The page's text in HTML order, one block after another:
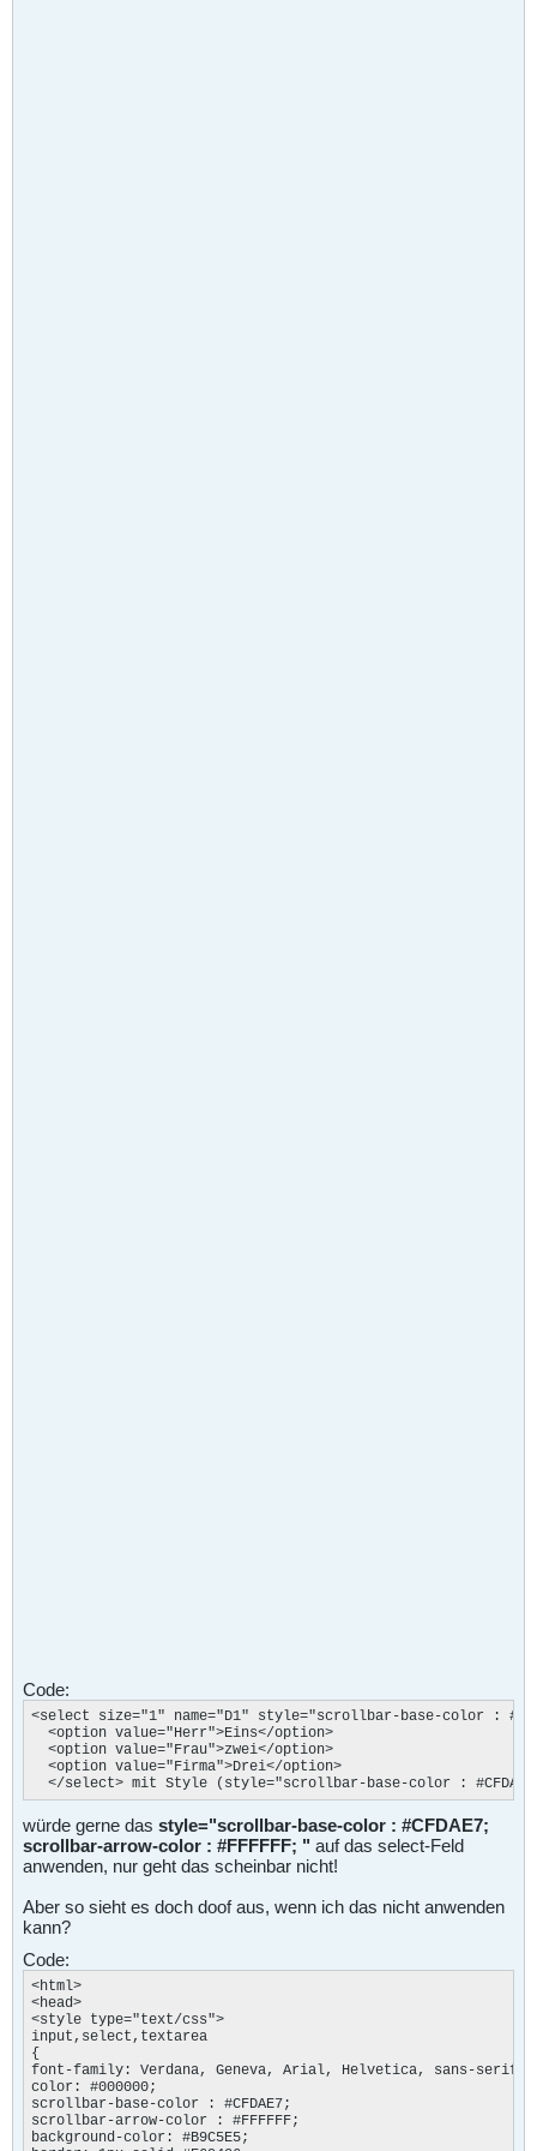
Code:
<select size="1" name="D1" style="scrollbar-base-color :
  <option value="Herr">Eins</option>
  <option value="Frau">zwei</option>
  <option value="Firma">Drei</option>
</select> mit Style (style="scrollbar-base-color :
würde gerne das style="scrollbar-base-color : #CFDAE7;
scrollbar-arrow-color : #FFFFFF; " auf das select-Feld
anwenden, nur geht das scheinbar nicht!
Aber so sieht es doch doof aus, wenn ich das nicht anwenden
kann?
Code:
<html>
<head>
<style type="text/css">
input,select,textarea
{
font-family: Verdana, Geneva, Arial, Helvetica, sans-serif;
color: #000000;
scrollbar-base-color : #CFDAE7;
scrollbar-arrow-color : #FFFFFF;
background-color: #B9C5E5;